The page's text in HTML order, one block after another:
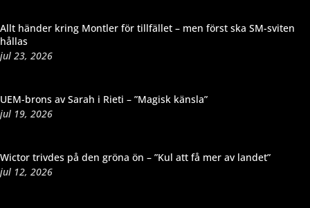
Allt händer kring Montler för tillfället – men först ska SM-sviten
hållas
jul 23, 2026
UEM-brons av Sarah i Rieti – ”Magisk känsla”
jul 19, 2026
Wictor trivdes på den gröna ön – ”Kul att få mer av landet”
jul 12, 2026